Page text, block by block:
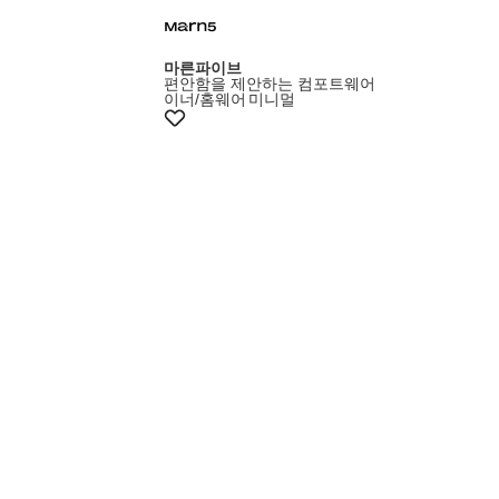
마른파이브
편안함을 제안하는 컴포트웨어
이너/홈웨어 미니멀